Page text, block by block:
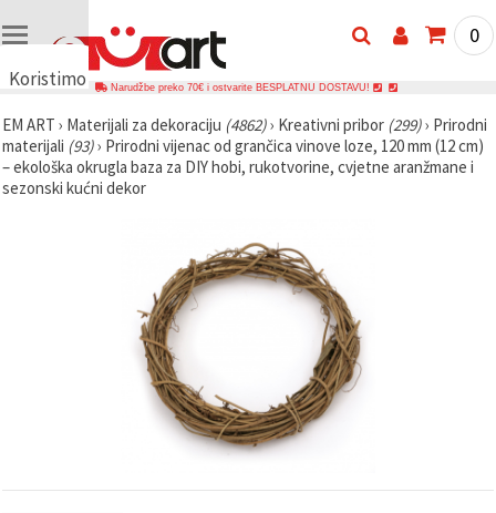
Koristimo
🍪
Koristimo
kolačiće i
slične
relevantniji
0
Narudžbe preko 70€ i ostvarite BESPLATNU DOSTAVU!
EM ART › Materijali za dekoraciju (4862)› Kreativni pribor (299)› Prirodni
materijali (93)› Prirodni vijenac od grančica vinove loze, 120 mm (12 cm)
– ekološka okrugla baza za DIY hobi, rukotvorine, cvjetne aranžmane i
sezonski kućni dekor